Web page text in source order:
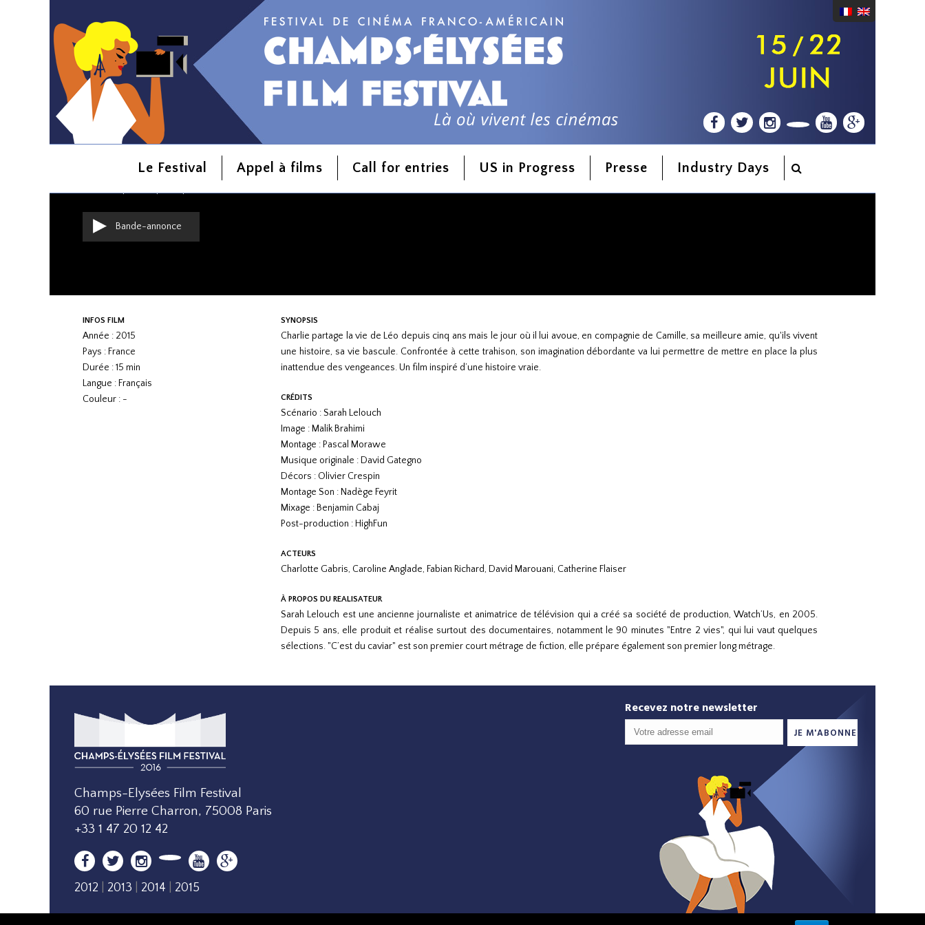
Le Festival Appel à films Call for entries US in Progress Presse Industry Days
COMPÉTITION : COURTS MÉTRAGES FRANÇAIS
C'est Du Caviar
Sarah Lelouch
Bande-annonce
SYNOPSIS
Charlie partage la vie de Léo depuis cinq ans mais le jour où il lui avoue, en compagnie de Camille, sa meilleure amie, qu'ils vivent
une histoire, sa vie bascule. Confrontée à cette trahison, son imagination débordante va lui permettre de mettre en place la plus
inattendue des vengeances. Un film inspiré d’une histoire vraie.
CRÉDITS
Scénario : Sarah Lelouch
Image : Malik Brahimi
Montage : Pascal Morawe
Musique originale : David Gategno
Décors : Olivier Crespin
Montage Son : Nadège Feyrit
Mixage : Benjamin Cabaj
Post-production : HighFun
ACTEURS
Charlotte Gabris, Caroline Anglade, Fabian Richard, David Marouani, Catherine Flaiser
À PROPOS DU REALISATEUR
Sarah Lelouch est une ancienne journaliste et animatrice de télévision qui a créé sa société de production, Watch’Us, en 2005.
Depuis 5 ans, elle produit et réalise surtout des documentaires, notamment le 90 minutes "Entre 2 vies", qui lui vaut quelques
sélections. "C’est du caviar" est son premier court métrage de fiction, elle prépare également son premier long métrage.
INFOS FILM
Année : 2015
Pays : France
Durée : 15 min
Langue : Français
Couleur : -
Champs-Elysées Film Festival
60 rue Pierre Charron, 75008 Paris
+33 1 47 20 12 42
2012 2013 2014 2015
Recevez notre newsletter